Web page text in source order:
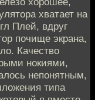
хватает на
Плей, вдруг
почище экрана,
Качество
нокиями,
непонятным,
типа